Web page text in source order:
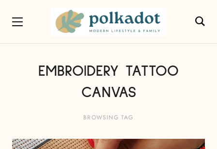
EMBROIDERY TATTOO
CANVAS
BROWSING TAG